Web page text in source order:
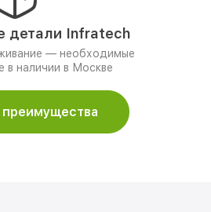
детали Infratech
— необходимые
в наличии в Москве